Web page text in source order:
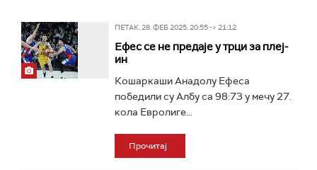
ПЕТАК, 28. ФЕБ 2025, 20:55 -> 21:12
Ефес се не предаје у трци за плеј-
ин
Кошаркаши Анадолу Ефеса
победили су Албу са 98:73 у мечу 27.
кола Евролиге...
Прочитај